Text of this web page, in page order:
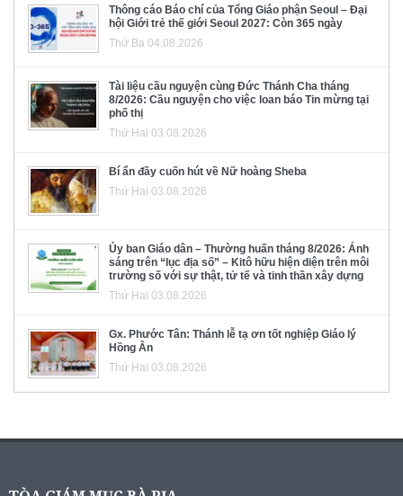
Thông cáo Báo chí của Tổng Giáo phận Seoul – Đại
hội Giới trẻ thế giới Seoul 2027: Còn 365 ngày
Thứ Ba 04.08.2026
Tài liệu cầu nguyện cùng Đức Thánh Cha tháng
8/2026: Cầu nguyện cho việc loan báo Tin mừng tại
phố thị
Thứ Hai 03.08.2026
Bí ẩn đầy cuốn hút về Nữ hoàng Sheba
Thứ Hai 03.08.2026
Ủy ban Giáo dân – Thường huấn tháng 8/2026: Ánh
sáng trên “lục địa số” – Kitô hữu hiện diện trên môi
trường số với sự thật, tử tế và tinh thần xây dựng
Thứ Hai 03.08.2026
Gx. Phước Tân: Thánh lễ tạ ơn tốt nghiệp Giáo lý
Hồng Ân
Thứ Hai 03.08.2026